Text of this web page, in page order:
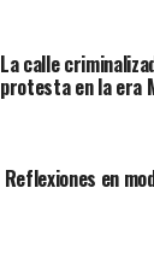
La calle
protesta en la era
Reflexiones en